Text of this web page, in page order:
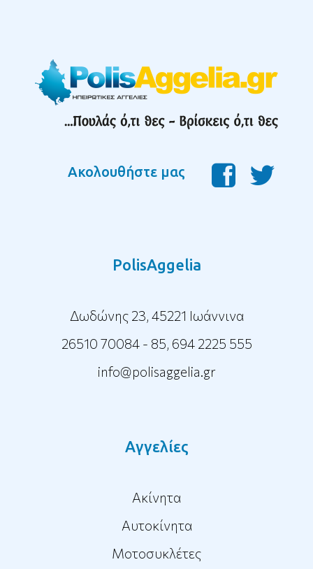
Ακολουθήστε μας
PolisAggelia
Δωδώνης 23, 45221 Ιωάννινα
26510 70084 - 85 694 2225 555
info@polisaggelia.gr
Αγγελίες
Ακίνητα
Αυτοκίνητα
Μοτοσυκλέτες